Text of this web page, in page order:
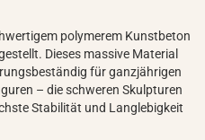
polymerem Kunstbeton
Dieses massive Material
für ganzjährigen
– die schweren Skulpturen
Stabilität und Langlebigkeit